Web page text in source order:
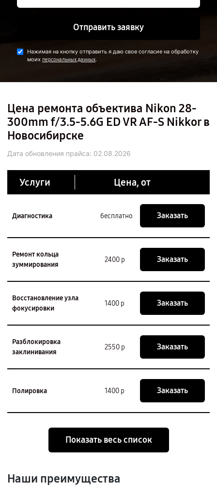
Отправить заявку
Нажимая на кнопку отправить я даю свое согласие на обработку
моих персональных данных.
Цена ремонта объектива Nikon 28-
300mm f/3.5-5.6G ED VR AF-S Nikkor в
Новосибирске
Дата обновления прайса: 02.08.2026
Услуги Цена, от
Диагностика бесплатно Заказать
Ремонт кольца
зуммирования
2400 р Заказать
Восстановление узла
фокусировки
1400 р Заказать
Разблокировка
заклинивания
2550 р Заказать
Полировка 1400 р Заказать
Показать весь список
Наши преимущества